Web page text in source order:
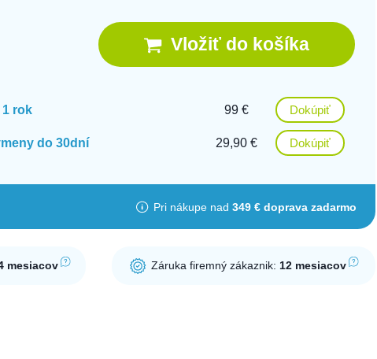
Vložiť do košíka
1 rok 99 € Dokúpiť
do 30dní 29,90 € Dokúpiť
Pri nákupe nad 349 € doprava zadarmo
mesiacov Záruka firemný zákaznik:12 mesiacov